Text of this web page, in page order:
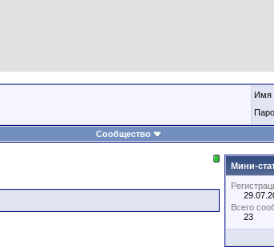
Имя
Сообщество
Мини-
Всего
23